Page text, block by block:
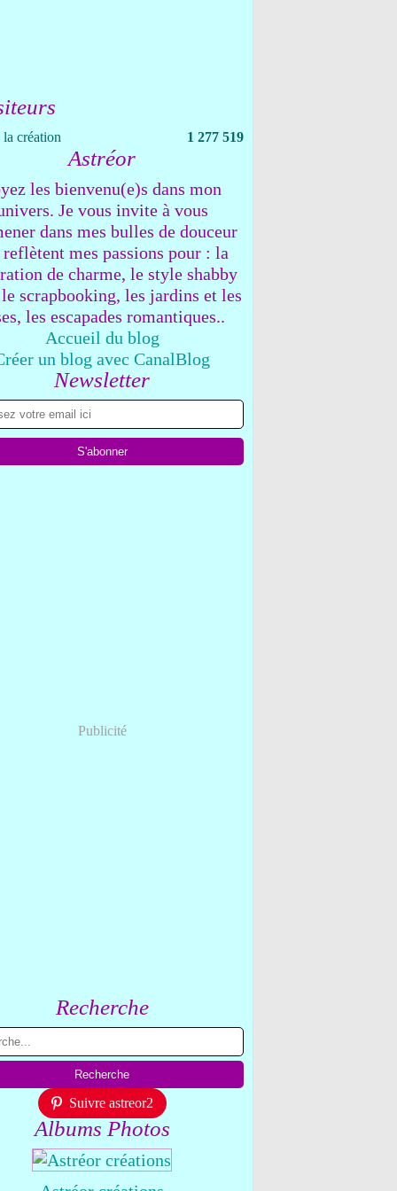
création 1 277 519
Astréor
les bienvenu(e)s dans mon
Je vous invite à vous
dans mes bulles de douceur
mes passions pour : la
de charme, le style shabby
scrapbooking, les jardins et les
les escapades romantiques..
Accueil du blog
un blog avec CanalBlog
Newsletter
Publicité
Recherche
Suivre astreor2
Albums Photos